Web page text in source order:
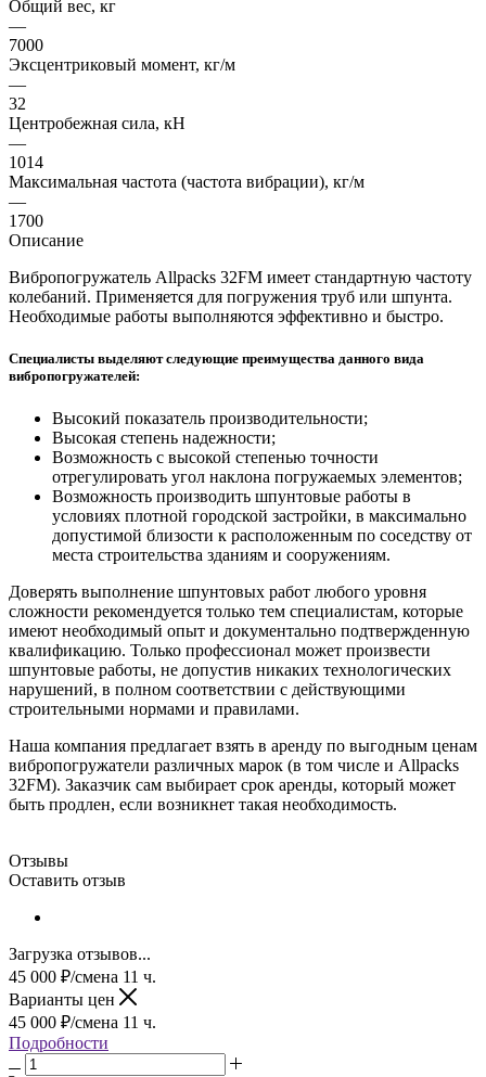
Общий вес, кг
—
7000
Эксцентриковый момент, кг/м
—
32
Центробежная сила, кН
—
1014
Максимальная частота (частота вибрации), кг/м
—
1700
Описание
Вибропогружатель Allpacks 32FM имеет стандартную частоту
колебаний. Применяется для погружения труб или шпунта.
Необходимые работы выполняются эффективно и быстро.
Специалисты выделяют следующие преимущества данного вида
вибропогружателей:
Высокий показатель производительности;
Высокая степень надежности;
Возможность с высокой степенью точности
отрегулировать угол наклона погружаемых элементов;
Возможность производить шпунтовые работы в
условиях плотной городской застройки, в максимально
допустимой близости к расположенным по соседству от
места строительства зданиям и сооружениям.
Доверять выполнение шпунтовых работ любого уровня
сложности рекомендуется только тем специалистам, которые
имеют необходимый опыт и документально подтвержденную
квалификацию. Только профессионал может произвести
шпунтовые работы, не допустив никаких технологических
нарушений, в полном соответствии с действующими
строительными нормами и правилами.
Наша компания предлагает взять в аренду по выгодным ценам
вибропогружатели различных марок (в том числе и Allpacks
32FM). Заказчик сам выбирает срок аренды, который может
быть продлен, если возникнет такая необходимость.
Отзывы
Оставить отзыв
Загрузка отзывов...
45 000 ₽/смена 11 ч.
Варианты цен
45 000 ₽/смена 11 ч.
Подробности